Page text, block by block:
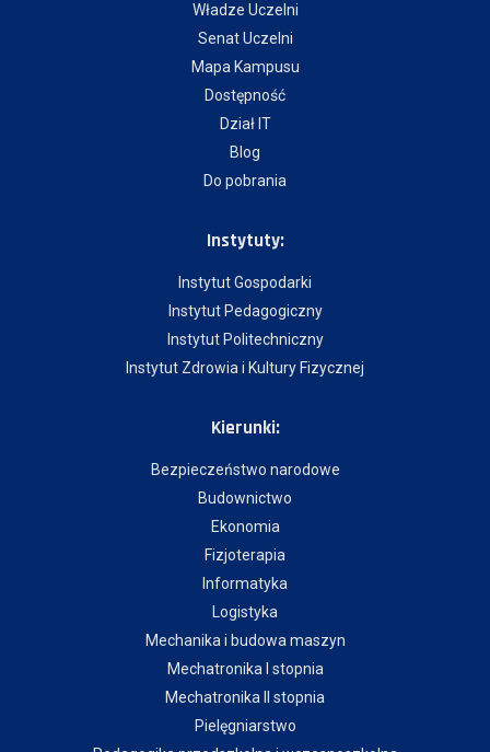
Władze Uczelni
Senat Uczelni
Mapa Kampusu
Dostępność
Dział IT
Blog
Do pobrania
Instytuty:
Instytut Gospodarki
Instytut Pedagogiczny
Instytut Politechniczny
Instytut Zdrowia i Kultury Fizycznej
Kierunki:
Bezpieczeństwo narodowe
Budownictwo
Ekonomia
Fizjoterapia
Informatyka
Logistyka
Mechanika i budowa maszyn
Mechatronika I stopnia
Mechatronika II stopnia
Pielęgniarstwo